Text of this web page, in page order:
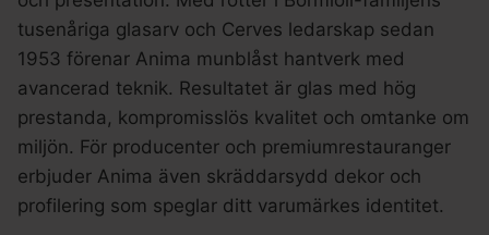
tusenåriga glasarv och Cerves ledarskap sedan
1953 förenar Anima munblåst hantverk med
avancerad teknik. Resultatet är glas med hög
prestanda, kompromisslös kvalitet och omtanke om
miljön. För producenter och premiumrestauranger
erbjuder Anima även skräddarsydd dekor och
profilering som speglar ditt varumärkes identitet.